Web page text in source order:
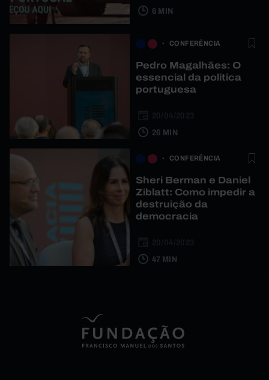
6 MIN
CONFERÊNCIA
Pedro Magalhães: O
essencial da política
portuguesa
26 MIN
CONFERÊNCIA
Sheri Berman e Daniel
Ziblatt: Como impedir a
destruição da
democracia
47 MIN